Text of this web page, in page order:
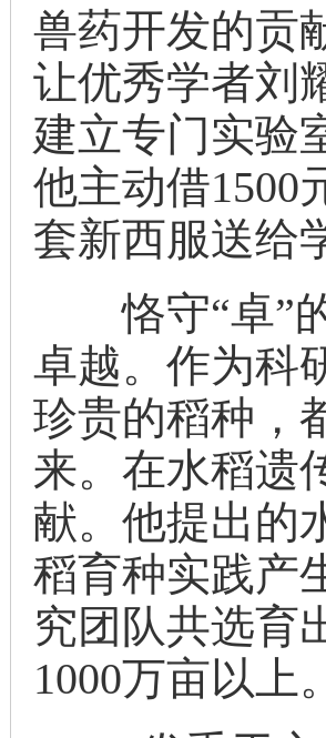
兽药开发的贡
让优秀学者刘
建立专门实验
他主动借1500
套新西服送给
恪守“卓”的
卓越。作为科
珍贵的稻种，
来。在水稻遗
献。他提出的
稻育种实践产
究团队共选育
1000万亩以上。